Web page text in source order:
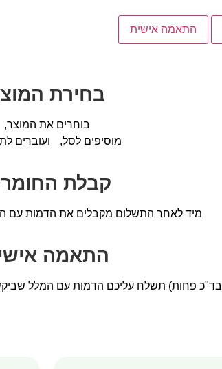
התאמה אישית
בחירת
בוחרים את המוצר,
מוסיפים לסל, ועוברים
קבלת
מיד לאחר התשלום מקבלים את הדמות עם
התאמה